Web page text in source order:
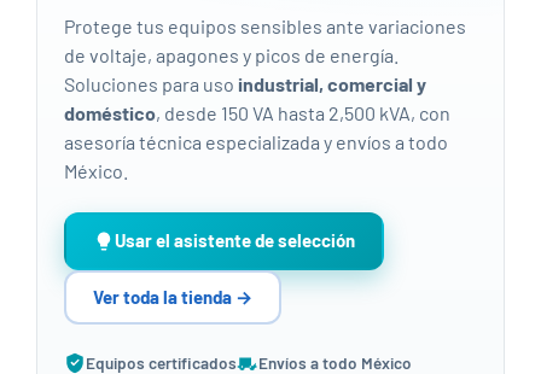
Protege tus equipos sensibles ante variaciones
de voltaje, apagones y picos de energía.
Soluciones para uso industrial, comercial y
doméstico, desde 150 VA hasta 2,500 kVA, con
asesoría técnica especializada y envíos a todo
México.
Usar el asistente de selección
Ver toda la tienda →
Equipos certificados
Envíos a todo México